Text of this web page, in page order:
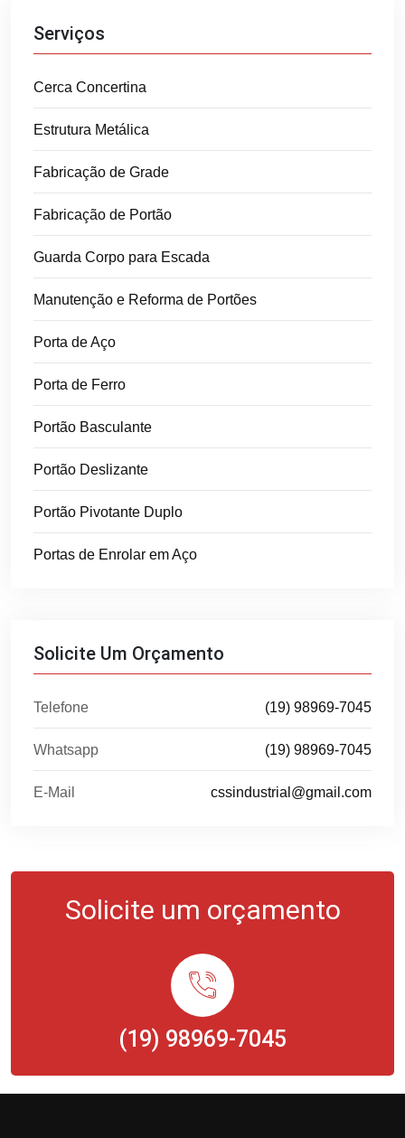
Serviços
Cerca Concertina
Estrutura Metálica
Fabricação de Grade
Fabricação de Portão
Guarda Corpo para Escada
Manutenção e Reforma de Portões
Porta de Aço
Porta de Ferro
Portão Basculante
Portão Deslizante
Portão Pivotante Duplo
Portas de Enrolar em Aço
Solicite Um Orçamento
Telefone (19) 98969-7045
Whatsapp (19) 98969-7045
E-Mail cssindustrial@gmail.com
Solicite um orçamento
(19) 98969-7045